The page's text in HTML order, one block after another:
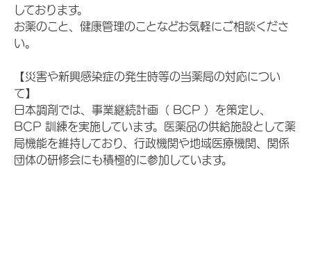
しております。
お薬のこと、健康管理のことなどお気軽にご相談くださ
い。
【災害や新興感染症の発生時等の当薬局の対応につい
て】
日本調剤では、事業継続計画（ BCP ）を策定し、
BCP 訓練を実施しています。医薬品の供給施設として薬
局機能を維持しており、行政機関や地域医療機関、関係
団体の研修会にも積極的に参加しています。